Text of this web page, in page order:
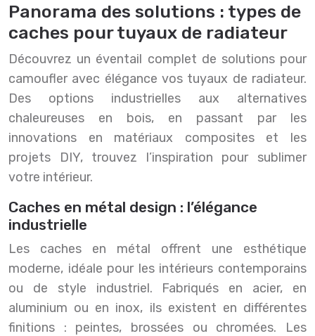
Panorama des solutions : types de
caches pour tuyaux de radiateur
Découvrez un éventail complet de solutions pour
camoufler avec élégance vos tuyaux de radiateur.
Des options industrielles aux alternatives
chaleureuses en bois, en passant par les
innovations en matériaux composites et les
projets DIY, trouvez l’inspiration pour sublimer
votre intérieur.
Caches en métal design : l’élégance
industrielle
Les caches en métal offrent une esthétique
moderne, idéale pour les intérieurs contemporains
ou de style industriel. Fabriqués en acier, en
aluminium ou en inox, ils existent en différentes
finitions : peintes, brossées ou chromées. Les